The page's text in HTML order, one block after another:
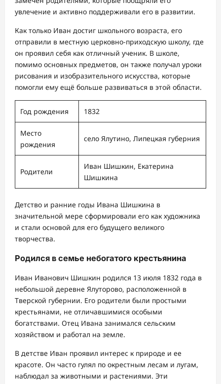
увлечение и активно поддерживали его в развитии.
Как только Иван достиг школьного возраста, его
отправили в местную церковно-приходскую школу, где
он проявил себя как отличный ученик. В школе,
помимо основных предметов, он также получал уроки
рисования и изобразительного искусства, которые
помогли ему ещё больше развиваться в этой области.
Год рождения 1832
Место
рождения
село Ялутино, Липецкая губерния
Родители
Иван Шишкин, Екатерина
Шишкина
Детство и ранние годы Ивана Шишкина в
значительной мере сформировали его как художника
и стали основой для его будущего великого
творчества.
Родился в семье небогатого крестьянина
Иван Иванович Шишкин родился 13 июля 1832 года в
небольшой деревне Ялуторово, расположенной в
Тверской губернии. Его родители были простыми
крестьянами, не отличавшимися особыми
богатствами. Отец Ивана занимался сельским
хозяйством и работал на земле.
В детстве Иван проявил интерес к природе и ее
красоте. Он часто гулял по окрестным лесам и лугам,
наблюдал за животными и растениями. Эти